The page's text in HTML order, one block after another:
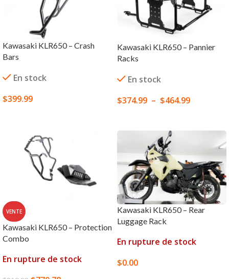
Kawasaki KLR650 – Crash
Bars
En stock
$399.99
Kawasaki KLR650 – Pannier
Racks
En stock
$374.99 – $464.99
VENTE
Kawasaki KLR650 – Protection
Combo
En rupture de stock
Kawasaki KLR650 – Rear
Luggage Rack
En rupture de stock
$0.00